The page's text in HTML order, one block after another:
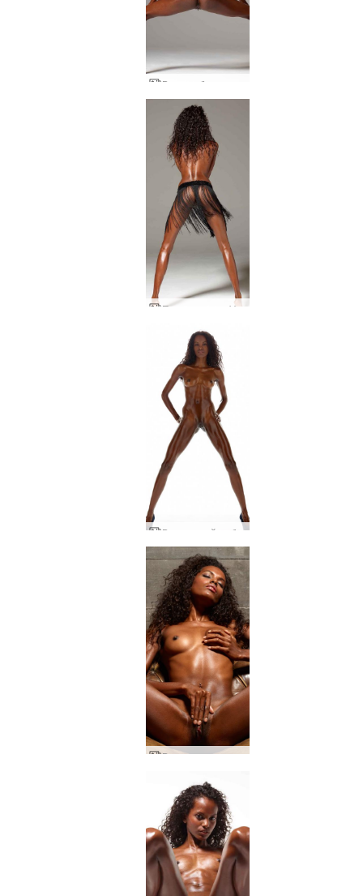
Пола на шнур Valerie
Валери най-доброто от голи студия
Валери модел страст